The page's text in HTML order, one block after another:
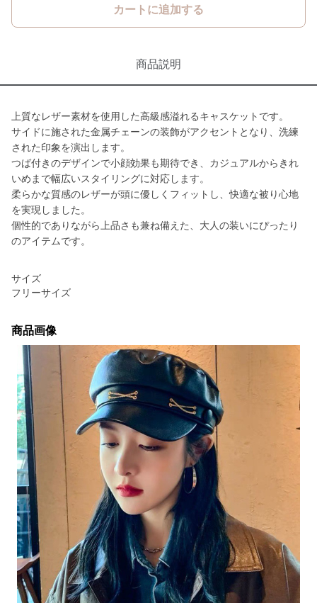
カートに追加する
商品説明
上質なレザー素材を使用した高級感溢れるキャスケットです。
サイドに施された金属チェーンの装飾がアクセントとなり、洗練
された印象を演出します。
つば付きのデザインで小顔効果も期待でき、カジュアルからきれ
いめまで幅広いスタイリングに対応します。
柔らかな質感のレザーが頭に優しくフィットし、快適な被り心地
を実現しました。
個性的でありながら上品さも兼ね備えた、大人の装いにぴったり
のアイテムです。
サイズ
フリーサイズ
商品画像